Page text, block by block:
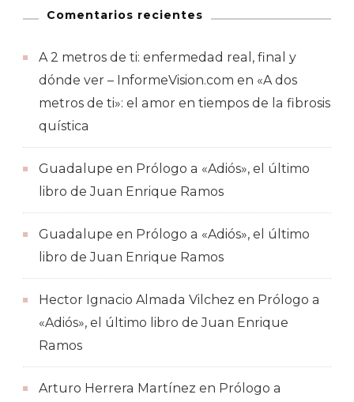
Comentarios recientes
A 2 metros de ti: enfermedad real, final y
dónde ver – InformeVision.com en «A dos
metros de ti»: el amor en tiempos de la fibrosis
quística
Guadalupe en Prólogo a «Adiós», el último
libro de Juan Enrique Ramos
Guadalupe en Prólogo a «Adiós», el último
libro de Juan Enrique Ramos
Hector Ignacio Almada Vilchez en Prólogo a
«Adiós», el último libro de Juan Enrique
Ramos
Arturo Herrera Martínez en Prólogo a